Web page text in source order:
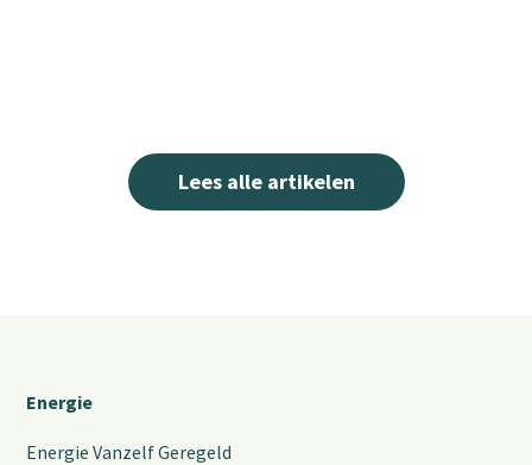
Lees alle artikelen
Energie
Energie Vanzelf Geregeld